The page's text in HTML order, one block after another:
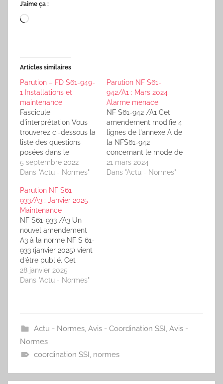
J’aime ça :
Chargement…
Articles similaires
Parution – FD S61-949-
1 Installations et
maintenance
Fascicule
d'interprétation Vous
trouverez ci-dessous la
liste des questions
posées dans le
fascicule. Pour avoir les
réponses vous devrez
normes sont la
propriétés de l'AFNOR,
vous pouvez les
acquérir en suivants
ses 2 liens : Accéder à
la norme directement
et voir la liste des
normes à…
5 septembre 2022
Dans "Actu - Normes"
Parution NF S61-
942/A1 : Mars 2024
Alarme menace
NF S61-942 /A1 Cet
amendement modifie 4
lignes de l'annexe A de
la NFS61-942
concernant le mode de
test des diffuseurs
visuels (A.2 Mesure du
21 mars 2024
Dans "Actu - Normes"
Parution NF S61-
933/A3 : Janvier 2025
Maintenance
NF S61-933 /A3 Un
nouvel amendement
A3 à la norme NF S 61-
933 (janvier 2025) vient
d’être publié. Cet
amendement apporte
les modifications
Désenfumage
mécanique » ; Mise à
jour de l'Annexe
28 janvier 2025
Dans "Actu - Normes"
Actu - Normes, Avis - Coordination SSI, Avis -
Normes
coordination SSI, normes